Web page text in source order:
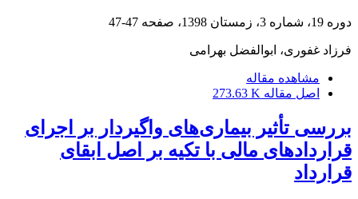
دوره 19، شماره 3، زمستان 1398، صفحه 47-47
فرزاد غفوری، ابوالفضل بهرامی
مشاهده مقاله
اصل مقاله 273.63 K
بررسی تأثیر بیماری‌های واگیردار بر اجرای
قراردادهای مالی با تکیه بر اصل ابقای
قرارداد